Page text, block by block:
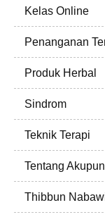
Kelas Online
Penanganan
Produk Herbal
Sindrom
Teknik Terapi
Tentang
Thibbun